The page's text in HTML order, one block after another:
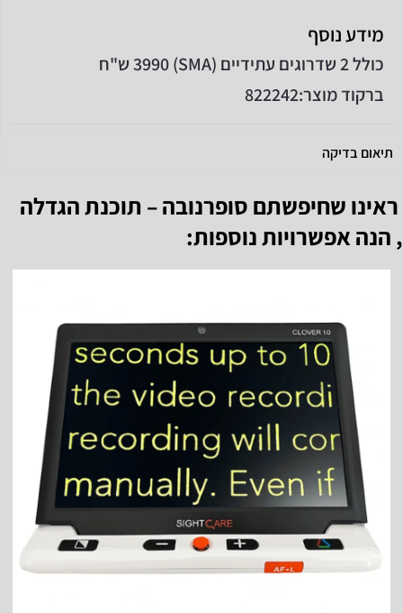
מידע נוסף
כולל 2 שדרוגים עתידיים (SMA) 3990 ש"ח
ברקוד מוצר:822242
תיאום בדיקה
ראינו שחיפשתם סופרנובה – תוכנת הגדלה
, הנה אפשרויות נוספות: